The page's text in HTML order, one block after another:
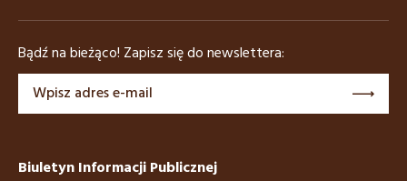
Bądź na bieżąco! Zapisz się do newslettera:
Biuletyn Informacji Publicznej